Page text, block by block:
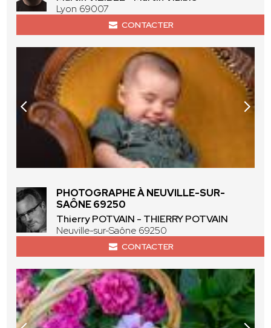
Lyon 69007
CONTACTER
PHOTOGRAPHE À NEUVILLE-SUR-
SAÔNE 69250
Thierry POTVAIN - THIERRY POTVAIN
Neuville-sur-Saône 69250
CONTACTER